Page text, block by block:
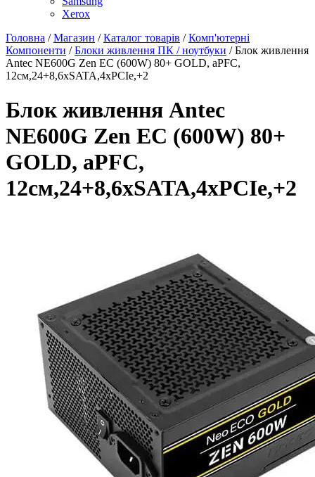
Xerox
Головна /Магазин /Каталог товарів /Комп'ютерні
Компоненти /Блоки живлення ПК / ноутбуки / Блок живлення
Antec NE600G Zen EC (600W) 80+ GOLD, aPFC,
12см,24+8,6xSATA,4xPCIe,+2
Блок живлення Antec
NE600G Zen EC (600W) 80+
GOLD, aPFC,
12см,24+8,6xSATA,4xPCIe,+2